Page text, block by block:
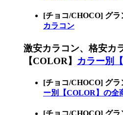
[チョコ/CHOCO] グ
カラコン
激安カラコン、格安カ
【COLOR】 カラー別
[チョコ/CHOCO] グ
ー別【COLOR】の全